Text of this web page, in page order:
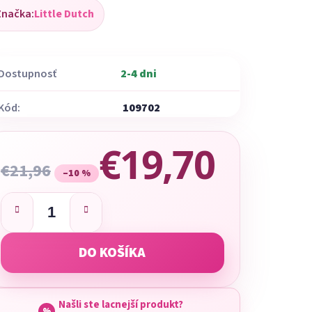
Little Dutch
2-4 dni
109702
€21,96 –10 % €19,70
DO KOŠÍKA
Našli ste lacnejší produkt?